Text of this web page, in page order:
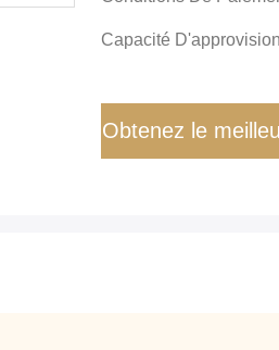
Capacité
Obtenez le